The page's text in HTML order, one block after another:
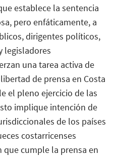
establece la sentencia
pero enfáticamente, a
dirigentes políticos,
legisladores
una tarea activa de
de prensa en Costa
el pleno ejercicio de las
implique intención de
de los países
costarricenses
cumple la prensa en